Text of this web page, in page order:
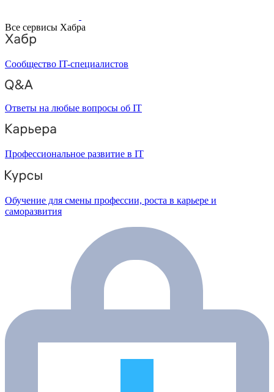
Все сервисы Хабра
Сообщество IT-специалистов
Ответы на любые вопросы об IT
Профессиональное развитие в IT
Обучение для смены профессии, роста в карьере и
саморазвития